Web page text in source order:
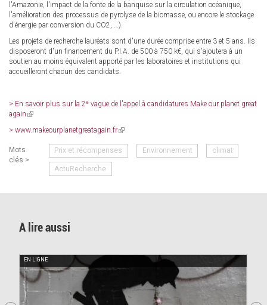
l'Amazonie, l'impact de la fonte de la banquise sur la circulation océanique,
l'amélioration des processus de pyrolyse de la biomasse, ou encore le stockage
d'énergie par conversion du CO2, …).
Les projets de recherche lauréats sont d'une durée comprise entre 3 et 5 ans. Ils
disposeront d'un financement du P.I.A. de 500 à 750 k€, qui s'ajoutera à un
soutien au moins équivalent apporté par les laboratoires et institutions qui
accueilleront chacun des candidats.
> En savoir plus sur la 2e vague de l'appel à candidatures Make our planet great
again (link
external)
> www.makeourplanetgreatagain.fr(link
external)
Mots
clés >
Prix et récompenses Environnement climat
ActuRecherche
A lire aussi
EN LIGNE